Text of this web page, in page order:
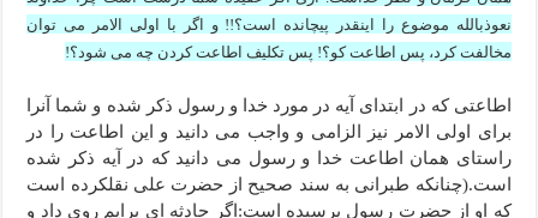
نعوذبالله موضوع را اینقدر پیچانده است؟!! و اگر با اولی الامر می توان
مخالفت کرد، پس اطاعت کو؟! پس تکلیف اطاعت کردن چه می شود؟!
اطاعتی که در ابتدای آیه در مورد خدا و رسول ذکر شده و شما آنرا
برای اولی الامر نیز الزامی و واجب می دانید و این اطاعت را در
راستای همان اطاعت خدا و رسول می دانید که در آیه ذکر شده
است.(چنانکه طبرانی به سند صحیح از حضرت علی نقلکرده است
که او از حضرت رسول پرسیده است:اگر حادثه ای برایم روی داد و